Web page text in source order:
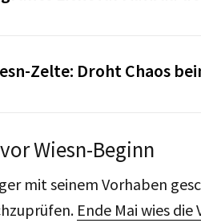
Zelte: Droht Chaos
Wiesn-Beginn
mit seinem Vorhaben
Ende Mai wies